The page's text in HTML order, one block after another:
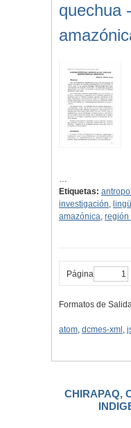
quechua
…
Etiquetas:
investigación,
amazónica, región
Página
Formatos de
atom, dcmes-xml ,
CHIRAPAQ,